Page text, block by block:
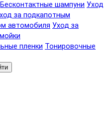
Бесконтактные шампуни Уход
за подкапотным
автомобиля Уход за
пленки Тонировочные